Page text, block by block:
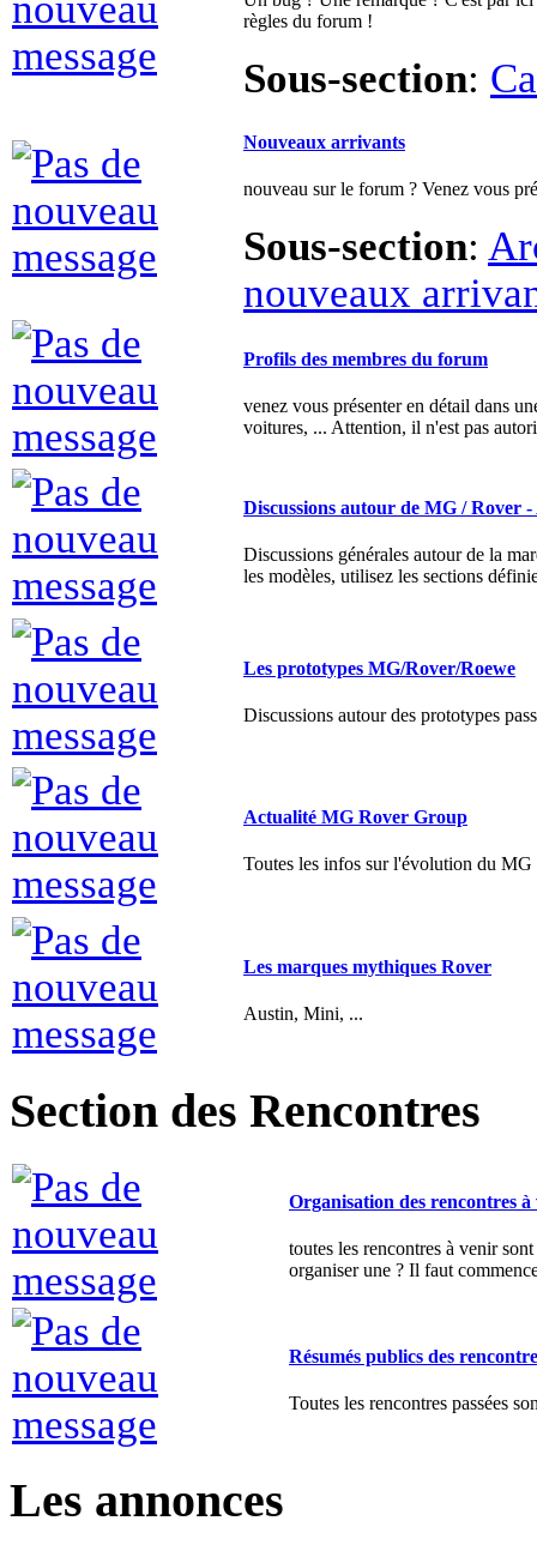
Sous-section :
Nouveaux arrivants
nouveau sur le forum ? Venez vous
Sous-section:
nouveaux
Profils des membres du forum
venez vous présenter en détail dans
voitures, ... Attention, il n'est pas
Discussions générales autour de la
les modèles, utilisez les sections
Discussions autour des prototypes
Toutes les infos sur l'évolution du
Austin, Mini, ...
Section des Rencontres
toutes les rencontres à venir
organiser une ? Il faut
Toutes les rencontres passées
Les annonces